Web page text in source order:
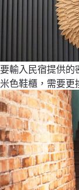
要輸入民宿提供的
米色鞋櫃，需要更